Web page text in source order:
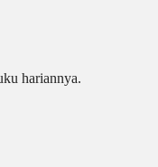
hariannya.